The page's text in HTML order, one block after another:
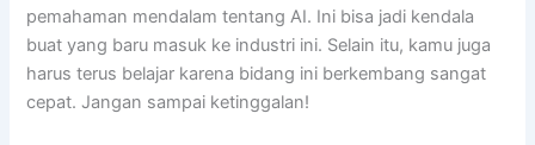
pemahaman mendalam tentang AI. Ini bisa jadi kendala
buat yang baru masuk ke industri ini. Selain itu, kamu juga
harus terus belajar karena bidang ini berkembang sangat
cepat. Jangan sampai ketinggalan!